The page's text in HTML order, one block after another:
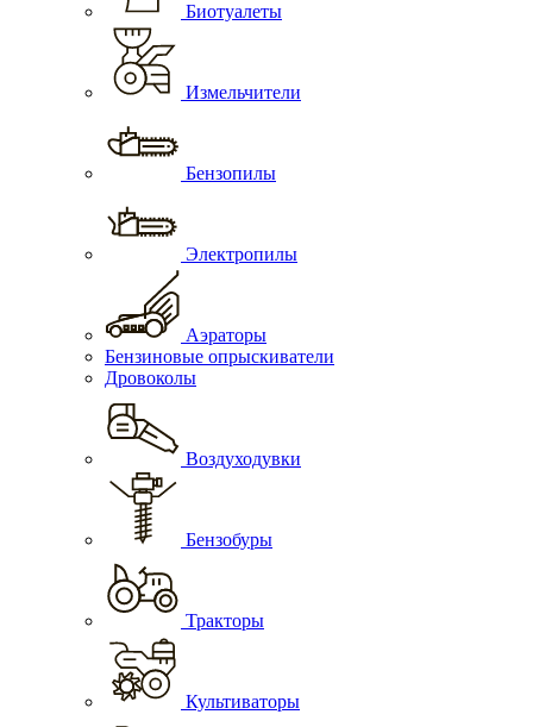
Биотуалеты
Измельчители
Бензопилы
Электропилы
Аэраторы
Бензиновые опрыскиватели
Дровоколы
Воздуходувки
Бензобуры
Тракторы
Культиваторы